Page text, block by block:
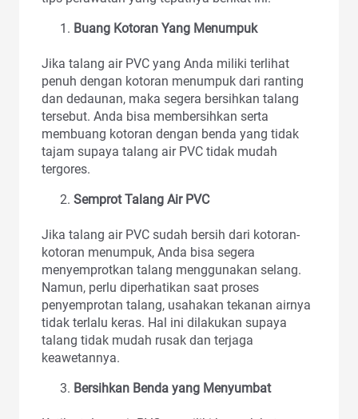
Buang Kotoran Yang Menumpuk
Jika talang air PVC yang Anda miliki terlihat
penuh dengan kotoran menumpuk dari ranting
dan dedaunan, maka segera bersihkan talang
tersebut. Anda bisa membersihkan serta
membuang kotoran dengan benda yang tidak
tajam supaya talang air PVC tidak mudah
tergores.
Semprot Talang Air PVC
Jika talang air PVC sudah bersih dari kotoran-
kotoran menumpuk, Anda bisa segera
menyemprotkan talang menggunakan selang.
Namun, perlu diperhatikan saat proses
penyemprotan talang, usahakan tekanan airnya
tidak terlalu keras. Hal ini dilakukan supaya
talang tidak mudah rusak dan terjaga
keawetannya.
Bersihkan Benda yang Menyumbat